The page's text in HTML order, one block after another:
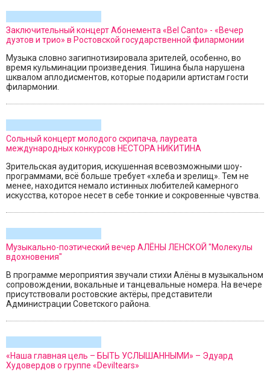
Заключительный концерт Абонемента «Bel Canto» - «Вечер
дуэтов и трио» в Ростовской государственной филармонии
Музыка словно загипнотизировала зрителей, особенно, во
время кульминации произведения. Тишина была нарушена
шквалом аплодисментов, которые подарили артистам гости
филармонии.
Сольный концерт молодого скрипача, лауреата
международных конкурсов НЕСТОРА НИКИТИНА
Зрительская аудитория, искушенная всевозможными шоу-
программами, всё больше требует «хлеба и зрелищ». Тем не
менее, находится немало истинных любителей камерного
искусства, которое несет в себе тонкие и сокровенные чувства.
Музыкально-поэтический вечер АЛЁНЫ ЛЕНСКОЙ "Молекулы
вдохновения"
В программе мероприятия звучали стихи Алёны в музыкальном
сопровождении, вокальные и танцевальные номера. На вечере
присутствовали ростовские актёры, представители
Администрации Советского района.
«Наша главная цель – БЫТЬ УСЛЫШАННЫМИ» – Эдуард
Худовердов о группе «Deviltears»